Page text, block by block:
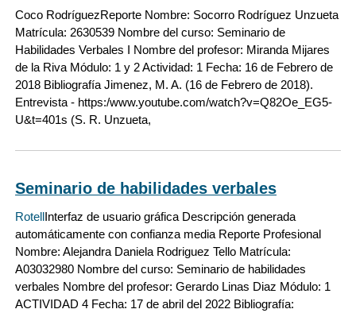
Coco RodríguezReporte Nombre: Socorro Rodríguez Unzueta
Matrícula: 2630539 Nombre del curso: Seminario de
Habilidades Verbales I Nombre del profesor: Miranda Mijares
de la Riva Módulo: 1 y 2 Actividad: 1 Fecha: 16 de Febrero de
2018 Bibliografía Jimenez, M. A. (16 de Febrero de 2018).
Entrevista - https:/www.youtube.com/watch?v=Q82Oe_EG5-
U&t=401s (S. R. Unzueta,
Seminario de habilidades verbales
RotellInterfaz de usuario gráfica Descripción generada
automáticamente con confianza media Reporte Profesional
Nombre: Alejandra Daniela Rodriguez Tello Matrícula:
A03032980 Nombre del curso: Seminario de habilidades
verbales Nombre del profesor: Gerardo Linas Diaz Módulo: 1
ACTIVIDAD 4 Fecha: 17 de abril del 2022 Bibliografía: